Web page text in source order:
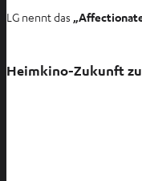
LG nennt das
Heimkino-Zukunft